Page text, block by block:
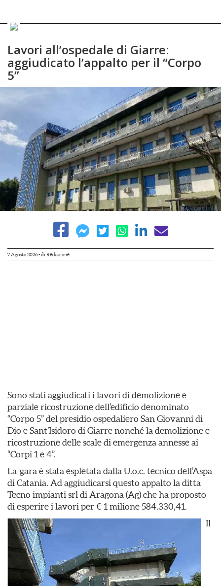
Lavori all’ospedale di Giarre:
aggiudicato l’appalto per il “Corpo
5”
7 Agosto 2026- di Redazione
Sono stati aggiudicati i lavori di demolizione e
parziale ricostruzione dell’edificio denominato
“Corpo 5” del presidio ospedaliero San Giovanni di
Dio e Sant’Isidoro di Giarre nonché la demolizione e
ricostruzione delle scale di emergenza annesse ai
“Corpi 1 e 4”.
La gara è stata espletata dalla U.o.c. tecnico dell’Aspa
di Catania. Ad aggiudicarsi questo appalto la ditta
Tecno impianti srl di Aragona (Ag) che ha proposto
di esperire i lavori per € 1 milione 584.330,41.
Il